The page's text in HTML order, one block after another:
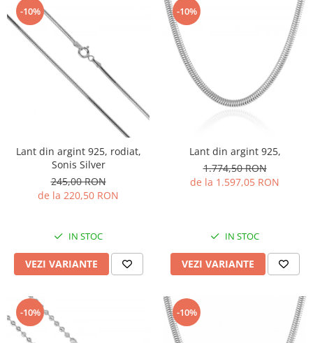
-10%
Lant din argint 925, rodiat,
Sonis Silver
245,00 RON
de la 220,50 RON
IN STOC
VEZI VARIANTE
-10%
Lant din argint 925,
1.774,50 RON
de la 1.597,05 RON
IN STOC
VEZI VARIANTE
-10% -10%